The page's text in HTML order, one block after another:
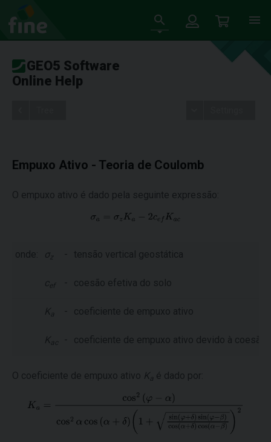
GEO5 Software
Online Help
Empuxo Ativo - Teoria de Coulomb
O empuxo ativo é dado pela seguinte expressão:
onde: σz - tensão vertical geostática
c ef - coesão efetiva do solo
K a - coeficiente de empuxo ativo
K ac - coeficiente de empuxo ativo devido à coesão
O coeficiente de empuxo ativo Ka é dado por: